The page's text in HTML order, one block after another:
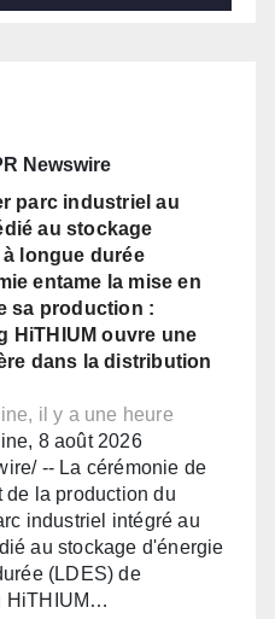
Newswire
parc industriel au
au stockage
longue durée
entame la mise en
sa production :
HiTHIUM ouvre une
dans la distribution
il y a une heure
8 août 2026
-- La cérémonie de
de la production du
industriel intégré au
au stockage d'énergie
(LDES) de
HiTHIUM…